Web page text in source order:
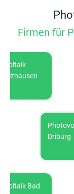
Firmen für
Bad